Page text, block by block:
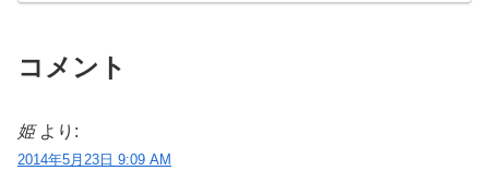
コメント
姫 より:
2014年5月23日 9:09 AM